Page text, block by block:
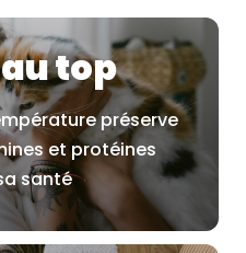
top
préserve
et protéines
santé